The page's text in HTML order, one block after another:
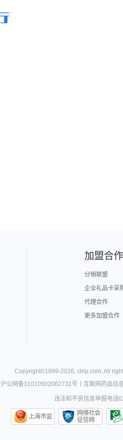
加盟合作
分销联盟
企业礼品卡采
代理合作
更多加盟合作
Copyright©1999-2026, ctrip.com. All
沪公网备31010502002731号
互联网药品信
违法和不良信息举报电话
上海市监
网络社会
征信网